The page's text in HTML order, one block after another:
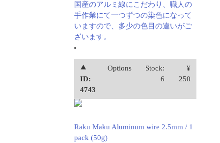
国産のアルミ線にこだわり、職人の
手作業にて一つずつの染色になって
いますので、多少の色目の違いがご
ざいます。
⯅
ID:
4743
Options
Stock:
6
¥
250
Raku Maku Aluminum wire 2.5mm / 1
pack (50g)